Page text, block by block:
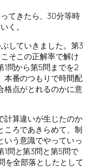
てきたら、30分等時
く。
していきました。第3
そこの正解率で解け
1問から第5問までを2
本番のつもりで時間配
格点がとれるのかに意
算違いが生じたのか
ころであきらめて、制
いう意識でやっていっ
1問と第3問と第5問で
を全部落としたとして